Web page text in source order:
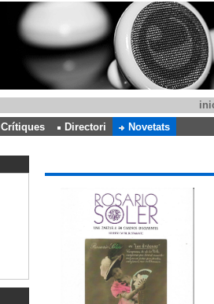
Crítiques Directori Novetats